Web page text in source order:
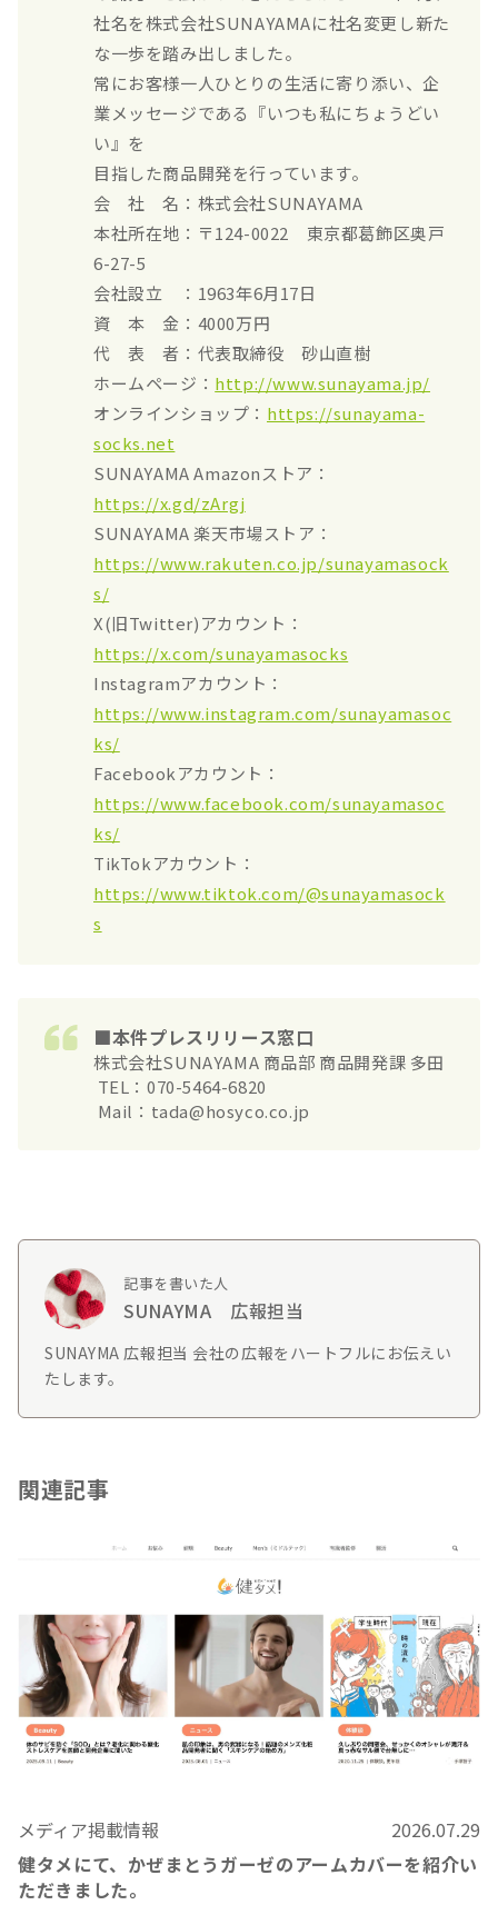
社名を株式会社SUNAYAMAに社名変更し新た
な一歩を踏み出しました。
常にお客様一人ひとりの生活に寄り添い、企
業メッセージである『いつも私にちょうどい
い』を
目指した商品開発を行っています。
会 社 名：株式会社SUNAYAMA
本社所在地：〒124-0022 東京都葛飾区奥戸
6-27-5
会社設立 ：1963年6月17日
資 本 金：4000万円
代 表 者：代表取締役 砂山直樹
ホームページ： http://www.sunayama.jp/
オンラインショップ： https://sunayama-
socks.net
SUNAYAMA Amazonストア：
https://x.gd/zArgj
SUNAYAMA 楽天市場ストア：
https://www.rakuten.co.jp/sunayamasock
s/
X(旧Twitter)アカウント：
https://x.com/sunayamasocks
Instagramアカウント：
https://www.instagram.com/sunayamasoc
ks/
Facebookアカウント：
https://www.facebook.com/sunayamasoc
ks/
TikTokアカウント：
https://www.tiktok.com/@sunayamasock
s
■本件プレスリリース窓口
株式会社SUNAYAMA 商品部 商品開発課 多田
TEL：070-5464-6820
Mail：tada@hosyco.co.jp
記事を書いた人
SUNAYMA 広報担当
SUNAYMA 広報担当 会社の広報をハートフルにお伝えい
たします。
関連記事
メディア掲載情報
2026.07.29
健タメにて、かぜまとうガーゼのアームカバーを紹介い
ただきました。